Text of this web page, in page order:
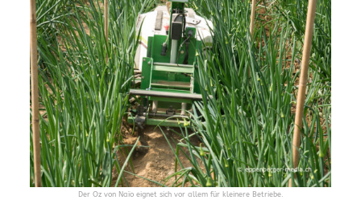
Der Oz von Naïo eignet sich vor allem für kleinere Betriebe.